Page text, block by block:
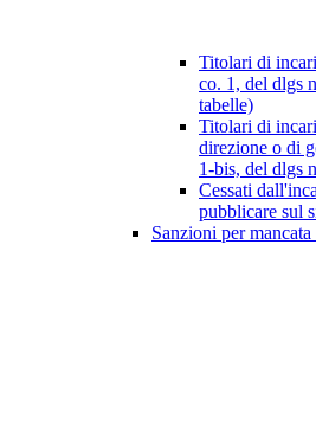
Titolari di
co. 1, del dlgs
tabelle)
Titolari di
direzione o di
1-bis, del dlgs
Cessati
pubblicare sul
Sanzioni per